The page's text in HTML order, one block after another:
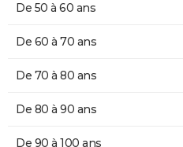
De 50 à 60 ans
De 60 à 70 ans
De 70 à 80 ans
De 80 à 90 ans
De 90 à 100 ans